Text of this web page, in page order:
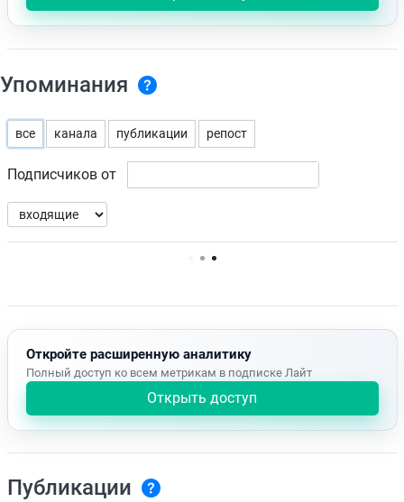
Упоминания
все канала публикации репост
Подписчиков от
Нет доступных упоминаний.
Откройте расширенную аналитику
Полный доступ ко всем метрикам в подписке Лайт
Открыть доступ
Публикации